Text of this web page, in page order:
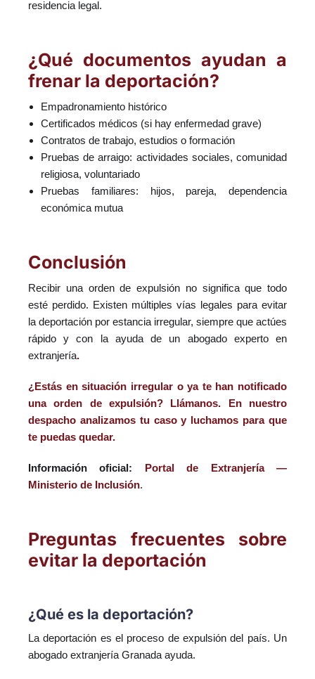
residencia legal.
¿Qué documentos ayudan a
frenar la deportación?
Empadronamiento histórico
Certificados médicos (si hay enfermedad grave)
Contratos de trabajo, estudios o formación
Pruebas de arraigo: actividades sociales, comunidad
religiosa, voluntariado
Pruebas familiares: hijos, pareja, dependencia
económica mutua
Conclusión
Recibir una orden de expulsión no significa que todo
esté perdido. Existen múltiples vías legales para evitar
la deportación por estancia irregular, siempre que actúes
rápido y con la ayuda de un abogado experto en
extranjería.
¿Estás en situación irregular o ya te han notificado
una orden de expulsión? Llámanos. En nuestro
despacho analizamos tu caso y luchamos para que
te puedas quedar.
Información oficial:
Portal de Extranjería —
Ministerio de Inclusión.
Preguntas frecuentes sobre
evitar la deportación
¿Qué es la deportación?
La deportación es el proceso de expulsión del país. Un
abogado extranjería Granada ayuda.